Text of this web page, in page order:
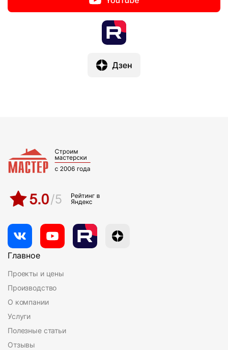
Главное
Проекты и цены
Производство
О компании
Услуги
Полезные статьи
Отзывы